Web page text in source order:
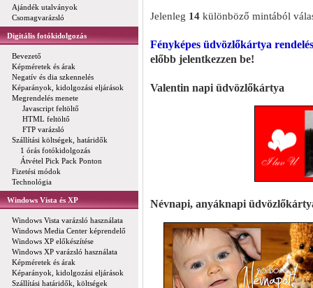
Ajándék utalványok
Csomagvarázsló
Digitális fotókidolgozás
Bevezető
Képméretek és árak
Negatív és dia szkennelés
Képarányok, kidolgozási eljárások
Megrendelés menete
Javascript feltöltő
HTML feltöltő
FTP varázsló
Szállítási költségek, határidők
1 órás fotókidolgozás
Átvétel Pick Pack Ponton
Fizetési módok
Technológia
Windows Vista és XP
Windows Vista varázsló használata
Windows Media Center képrendelő
Windows XP előkészítése
Windows XP varázsló használata
Képméretek és árak
Képarányok, kidolgozási eljárások
Szállítási határidők, költségek
Jelenleg 14 különböző mintából
Fényképes üdvözlőkártya
előbb jelentkezzen be!
Valentin napi üdvözlőkártya
Névnapi, anyáknapi